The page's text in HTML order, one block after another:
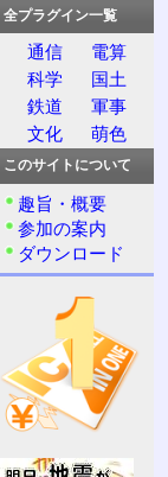
全プラグイン一覧
通信
電算
科学
国土
鉄道
軍事
文化
萌色
このサイトについて
趣旨・概要
参加の案内
ダウンロード